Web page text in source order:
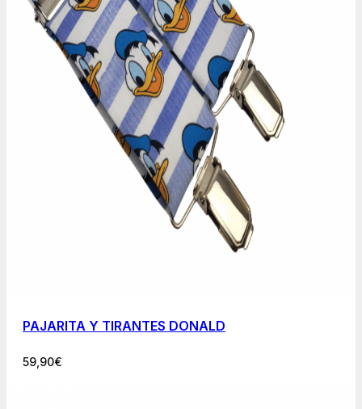
PAJARITA Y TIRANTES DONALD
59,90€